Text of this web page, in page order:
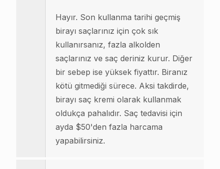
Hayır. Son kullanma tarihi geçmiş
birayı saçlarınız için çok sık
kullanırsanız, fazla alkolden
saçlarınız ve saç deriniz kurur. Diğer
bir sebep ise yüksek fiyattır. Biranız
kötü gitmediği sürece. Aksi takdirde,
birayı saç kremi olarak kullanmak
oldukça pahalıdır. Saç tedavisi için
ayda $50'den fazla harcama
yapabilirsiniz.